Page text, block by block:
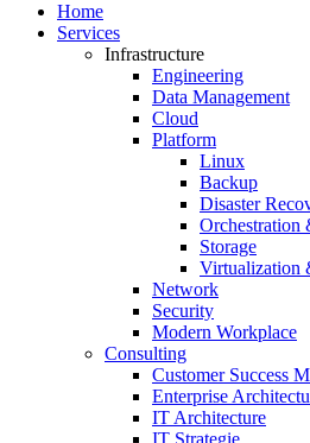
Home
Services
Infrastructure
Engineering
Data Management
Cloud
Platform
Linux
Backup
Disaster
Orchestration
Storage
Virtualization
Network
Security
Modern Workplace
Consulting
Customer Success
Enterprise
IT Architecture
IT Strategie